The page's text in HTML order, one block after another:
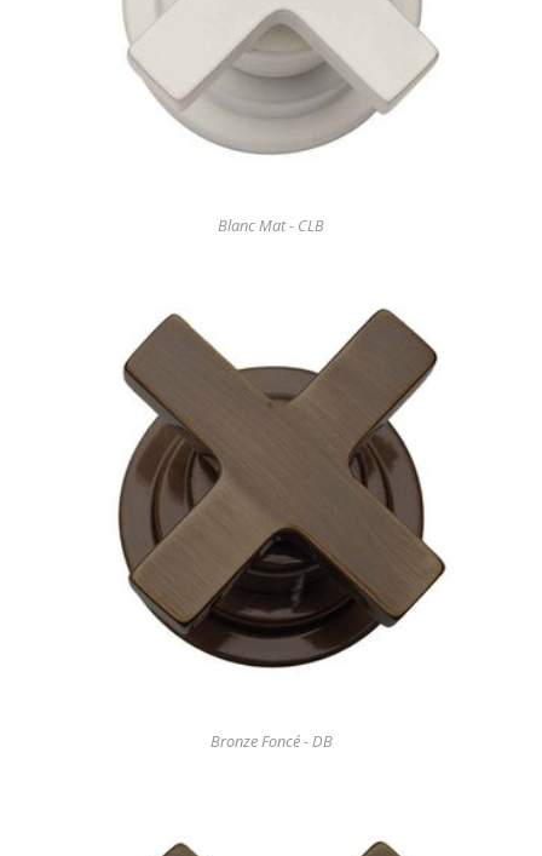
Blanc Mat - CLB
Bronze Foncé - DB